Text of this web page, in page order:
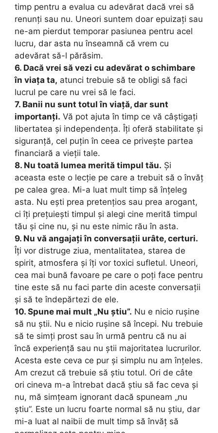
timp pentru a evalua cu adevărat dacă vrei să
renunți sau nu. Uneori suntem doar epuizați sau
ne-am pierdut temporar pasiunea pentru acel
lucru, dar asta nu înseamnă că vrem cu
adevărat să-l părăsim.
6. Dacă vrei să vezi cu adevărat o schimbare
în viața ta, atunci trebuie să te obligi să faci
lucrul pe care nu vrei să le faci.
7. Banii nu sunt totul în viață, dar sunt
importanți. Vă pot ajuta în timp ce vă câștigați
libertatea și independența. Îți oferă stabilitate și
siguranță, cel puțin în ceea ce privește partea
financiară a vieții tale.
8. Nu toată lumea merită timpul tău. Și
aceasta este o lecție pe care a trebuit să o învăț
pe calea grea. Mi-a luat mult timp să înțeleg
asta. Nu ești prea pretențios sau prea arogant,
ci îți prețuiești timpul și alegi cine merită timpul
tău și cine nu, și nu este nimic rău în asta.
9. Nu vă angajați în conversații urâte, certuri.
Îți vor distruge ziua, mentalitatea, starea de
spirit, atmosfera și îți vor toxici sufletul. Uneori,
cea mai bună favoare pe care o poți face pentru
tine este să nu faci parte din aceste conversații
și să te îndepărtezi de ele.
10. Spune mai mult „Nu știu”. Nu e nicio rușine
să nu știi. Nu e nicio rușine să începi. Nu trebuie
să te simți prost sau în urmă pentru că nu ai
încă experiență sau nu știi majoritatea lucrurilor.
Acesta este ceva ce pur și simplu nu am înțeles.
Am crezut că trebuie să știu totul. Ori de câte
ori cineva m-a întrebat dacă știu să fac ceva și
nu, mă simțeam ignorant dacă spuneam „nu
știu”. Este un lucru foarte normal să nu știu, dar
mi-a luat al naibii de mult timp să învăț să